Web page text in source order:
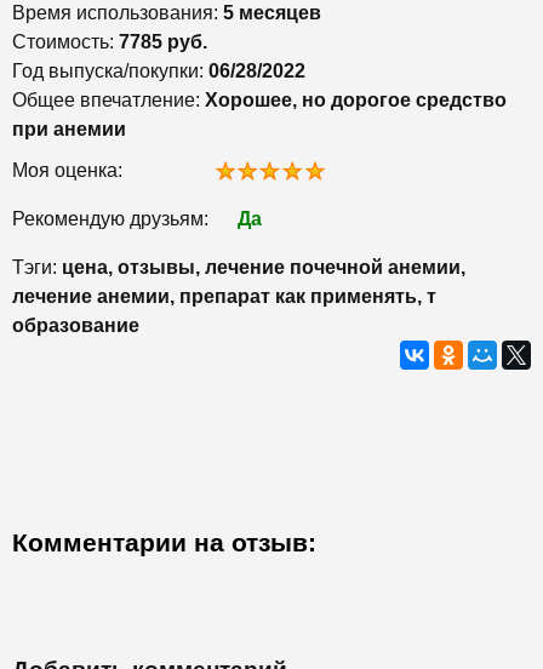
Время использования: 5 месяцев
Стоимость: 7785 руб.
Год выпуска/покупки: 06/28/2022
Общее впечатление: Хорошее, но дорогое средство
при анемии
Моя оценка:
Рекомендую друзьям: Да
Тэги: цена, отзывы, лечение почечной анемии,
лечение анемии, препарат как применять, т
образование
Комментарии на отзыв: